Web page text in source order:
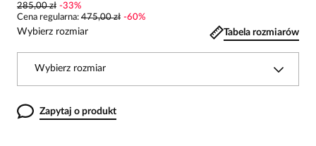
285,00 zł -33%
Cena regularna: 475,00 zł -60%
Wybierz rozmiar Tabela rozmiarów
Wybierz rozmiar
Zapytaj o produkt